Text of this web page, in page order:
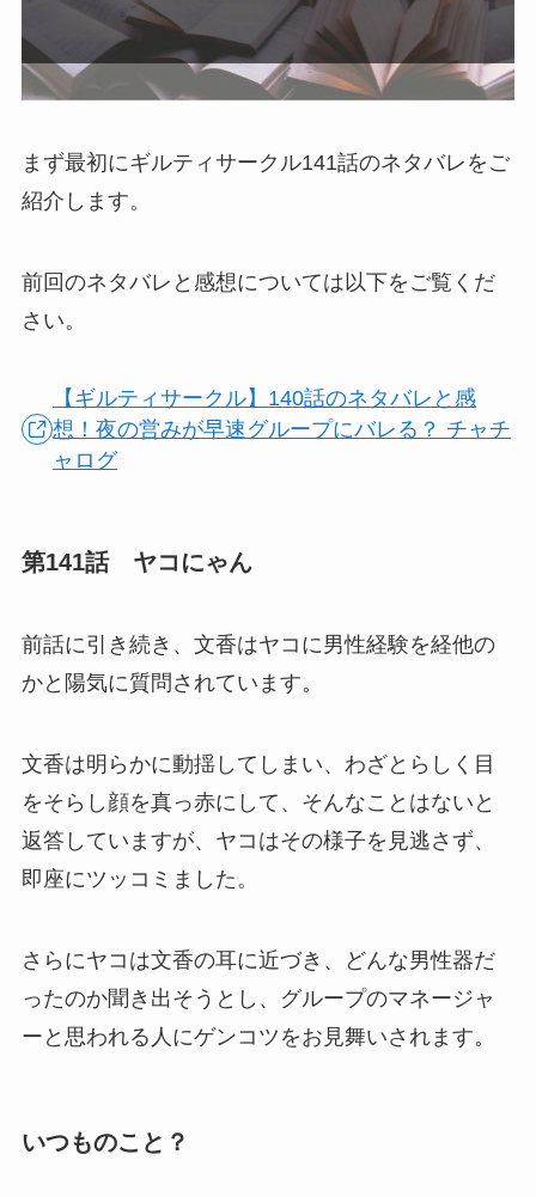
まず最初にギルティサークル141話のネタバレをご
紹介します。
前回のネタバレと感想については以下をご覧くだ
さい。
【ギルティサークル】140話のネタバレと感
想！夜の営みが早速グループにバレる？ チャチ
ャログ
第141話 ヤコにゃん
前話に引き続き、文香はヤコに男性経験を経他の
かと陽気に質問されています。
文香は明らかに動揺してしまい、わざとらしく目
をそらし顔を真っ赤にして、そんなことはないと
返答していますが、ヤコはその様子を見逃さず、
即座にツッコミました。
さらにヤコは文香の耳に近づき、どんな男性器だ
ったのか聞き出そうとし、グループのマネージャ
ーと思われる人にゲンコツをお見舞いされます。
いつものこと？